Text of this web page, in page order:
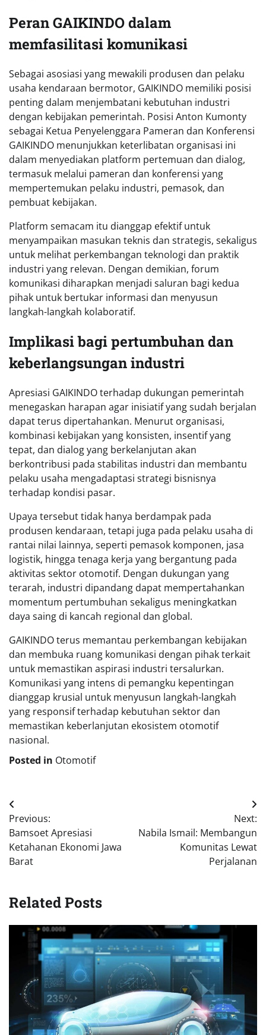
Peran GAIKINDO dalam
memfasilitasi komunikasi
Sebagai asosiasi yang mewakili produsen dan pelaku
usaha kendaraan bermotor, GAIKINDO memiliki posisi
penting dalam menjembatani kebutuhan industri
dengan kebijakan pemerintah. Posisi Anton Kumonty
sebagai Ketua Penyelenggara Pameran dan Konferensi
GAIKINDO menunjukkan keterlibatan organisasi ini
dalam menyediakan platform pertemuan dan dialog,
termasuk melalui pameran dan konferensi yang
mempertemukan pelaku industri, pemasok, dan
pembuat kebijakan.
Platform semacam itu dianggap efektif untuk
menyampaikan masukan teknis dan strategis, sekaligus
untuk melihat perkembangan teknologi dan praktik
industri yang relevan. Dengan demikian, forum
komunikasi diharapkan menjadi saluran bagi kedua
pihak untuk bertukar informasi dan menyusun
langkah-langkah kolaboratif.
Implikasi bagi pertumbuhan dan
keberlangsungan industri
Apresiasi GAIKINDO terhadap dukungan pemerintah
menegaskan harapan agar inisiatif yang sudah berjalan
dapat terus dipertahankan. Menurut organisasi,
kombinasi kebijakan yang konsisten, insentif yang
tepat, dan dialog yang berkelanjutan akan
berkontribusi pada stabilitas industri dan membantu
pelaku usaha mengadaptasi strategi bisnisnya
terhadap kondisi pasar.
Upaya tersebut tidak hanya berdampak pada
produsen kendaraan, tetapi juga pada pelaku usaha di
rantai nilai lainnya, seperti pemasok komponen, jasa
logistik, hingga tenaga kerja yang bergantung pada
aktivitas sektor otomotif. Dengan dukungan yang
terarah, industri dipandang dapat mempertahankan
momentum pertumbuhan sekaligus meningkatkan
daya saing di kancah regional dan global.
GAIKINDO terus memantau perkembangan kebijakan
dan membuka ruang komunikasi dengan pihak terkait
untuk memastikan aspirasi industri tersalurkan.
Komunikasi yang intens di pemangku kepentingan
dianggap krusial untuk menyusun langkah-langkah
yang responsif terhadap kebutuhan sektor dan
memastikan keberlanjutan ekosistem otomotif
nasional.
Posted in Otomotif
Navigasi
pos
Previous:
Bamsoet Apresiasi
Ketahanan Ekonomi Jawa
Barat
Next:
Nabila Ismail: Membangun
Komunitas Lewat
Perjalanan
Related Posts